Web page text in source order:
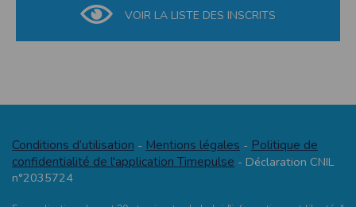
VOIR LA LISTE DES INSCRITS
Conditions d’utilisation - Mentions légales - Politique de
confidentialité de l'application Timepulse - Déclaration CNIL
n°2035724